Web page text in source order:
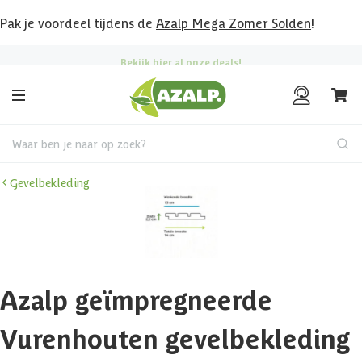
Pak je voordeel tijdens de Azalp Mega Zomer Solden!
Waar ben je naar op zoek?
Gevelbekleding
Azalp geïmpregneerde
Vurenhouten gevelbekleding